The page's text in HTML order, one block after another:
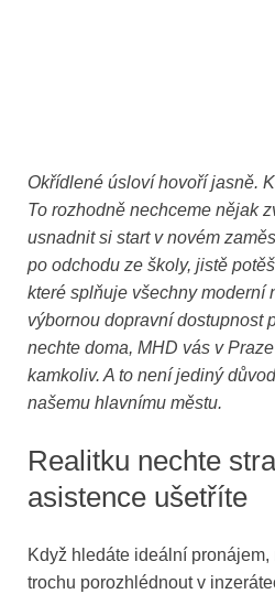
Okřídlené úsloví hovoří jasně.
To rozhodně nechceme nějak
usnadnit si start v novém
po odchodu ze školy, jistě
které splňuje všechny moderní
výbornou dopravní dostupnost
nechte doma, MHD vás v
kamkoliv. A to není jediný
našemu hlavnímu městu.
Realitku nechte
asistence ušetříte
Když hledáte ideální
trochu porozhlédnout v